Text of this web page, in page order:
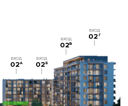
ВХОД
02A
ВХОД
02Б
ВХОД
02В
ВХОД
02 Г